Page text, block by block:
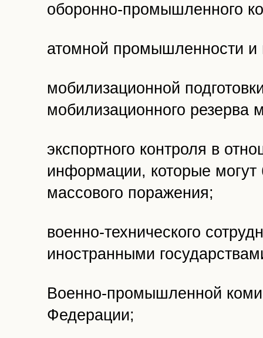
оборонно-промышленного
атомной промышленности и
мобилизационной
мобилизационного резерва
экспортного контроля в
информации, которые
массового поражения;
военно-технического
иностранными
Военно-промышленной
Федерации;